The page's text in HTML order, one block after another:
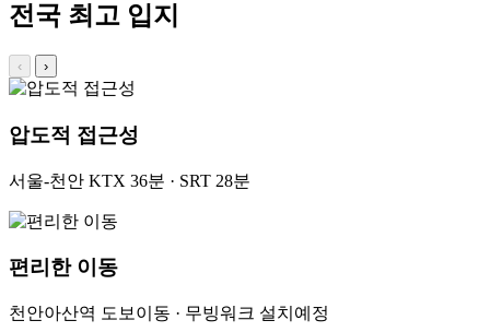
전국 최고 입지
‹ ›
압도적 접근성
서울-천안 KTX 36분 · SRT 28분
편리한 이동
천안아산역 도보이동 · 무빙워크 설치예정